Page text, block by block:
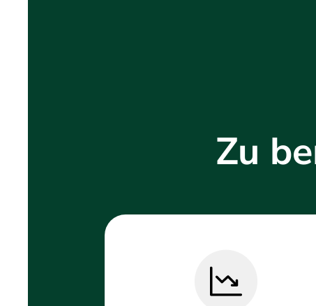
Zu